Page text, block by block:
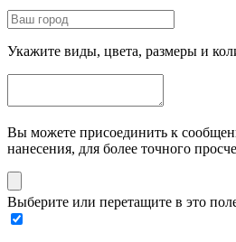
Укажите виды, цвета, размеры и
Вы можете присоединить к
нанесения, для более точного
Выберите или перетащите в это